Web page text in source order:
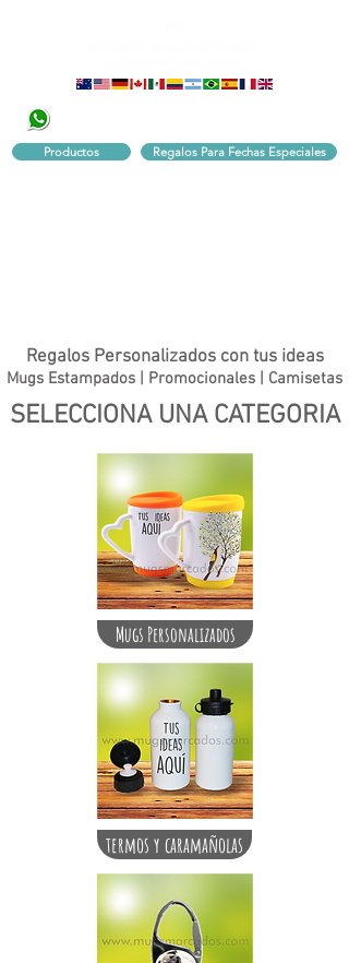
Productos Regalos Para Fechas Especiales
Regalos Personalizados con tus ideas
Mugs Estampados | Promocionales | Camisetas
SELECCIONA UNA CATEGORIA
Mugs Personalizados
termos y caramañolas